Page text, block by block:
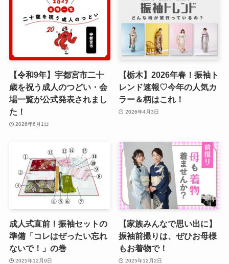
【令和9年】宇都宮市二十
歳を祝う成人のつどい・会
場一覧が公式発表されまし
た！
2026年6月1日
【栃木】2026年春！振袖ト
レンド速報♡今年の人気カ
ラー＆柄はこれ！
2026年4月3日
成人式直前！振袖セットの
準備「コレはぜったい忘れ
ないで！」の巻
2025年12月9日
【家族みんなで思い出に】
振袖前撮りは、ぜひお母様
もお着物で！
2025年12月2日